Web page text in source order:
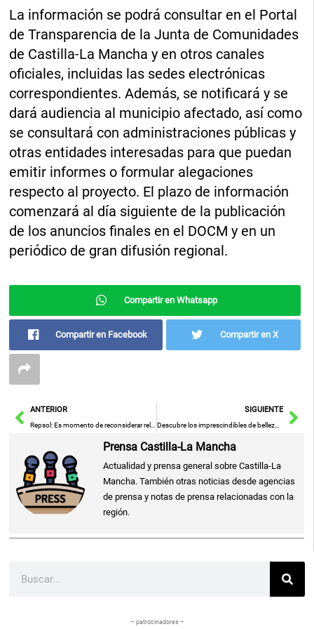
La información se podrá consultar en el Portal
de Transparencia de la Junta de Comunidades
de Castilla-La Mancha y en otros canales
oficiales, incluidas las sedes electrónicas
correspondientes. Además, se notificará y se
dará audiencia al municipio afectado, así como
se consultará con administraciones públicas y
otras entidades interesadas para que puedan
emitir informes o formular alegaciones
respecto al proyecto. El plazo de información
comenzará al día siguiente de la publicación
de los anuncios finales en el DOCM y en un
periódico de gran difusión regional.
Compartir en Whatsapp
Compartir en Facebook Compartir en X
AntANTERIOR
Repsol: Es momento de reconsiderar relaciones con empresas que incumplen derechos laborales, como Eserman
SIGUIENTE
Descubre los imprescindibles de belleza de las influencers para este verano con grandes rebajas en el Prime Day de Amazon
Prensa Castilla-La Mancha
Actualidad y prensa general sobre Castilla-La
Mancha. También otras noticias desde agencias
de prensa y notas de prensa relacionadas con la
región.
– patrocinadores –